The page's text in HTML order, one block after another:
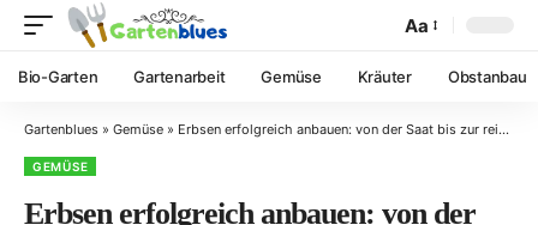
Aa
Bio-Garten Gartenarbeit Gemüse Kräuter Obstanbau
Gartenblues » Gemüse » Erbsen erfolgreich anbauen: von der Saat bis zur reichen Ernte
GEMÜSE
Erbsen erfolgreich anbauen: von der